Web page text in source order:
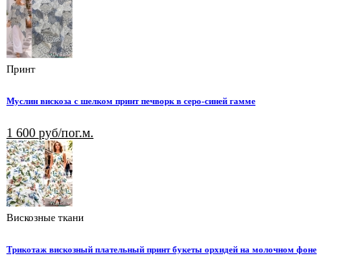
Принт
Муслин вискоза с шелком принт печворк в серо-синей гамме
1 600 руб/пог.м.
Вискозные ткани
Трикотаж вискозный плательный принт букеты орхидей на молочном фоне